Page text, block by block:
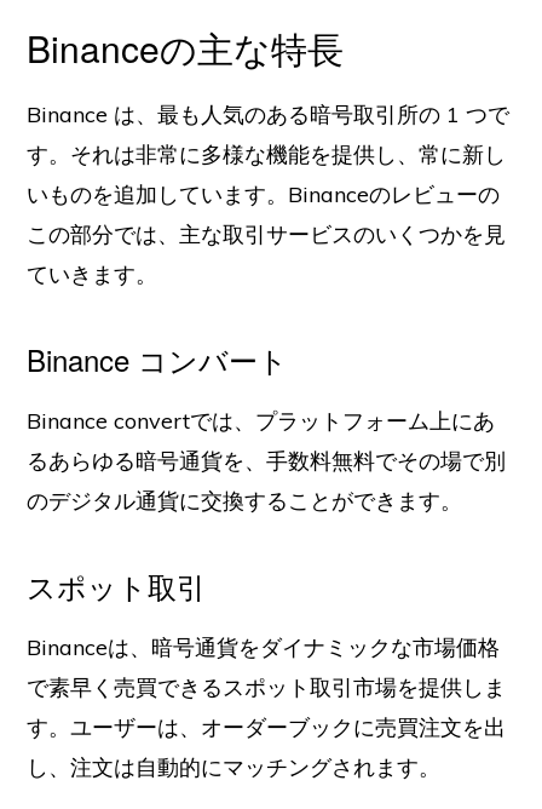
Binanceの主な特長
Binance は、最も人気のある暗号取引所の 1 つで
す。それは非常に多様な機能を提供し、常に新し
いものを追加しています。Binanceのレビューの
この部分では、主な取引サービスのいくつかを見
ていきます。
Binance コンバート
Binance convertでは、プラットフォーム上にあ
るあらゆる暗号通貨を、手数料無料でその場で別
のデジタル通貨に交換することができます。
スポット取引
Binanceは、暗号通貨をダイナミックな市場価格
で素早く売買できるスポット取引市場を提供しま
す。ユーザーは、オーダーブックに売買注文を出
し、注文は自動的にマッチングされます。